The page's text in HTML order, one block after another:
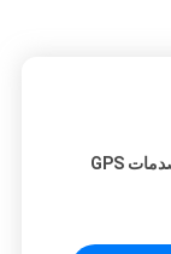
15000mAh الإلكترونية للصدمات GPS